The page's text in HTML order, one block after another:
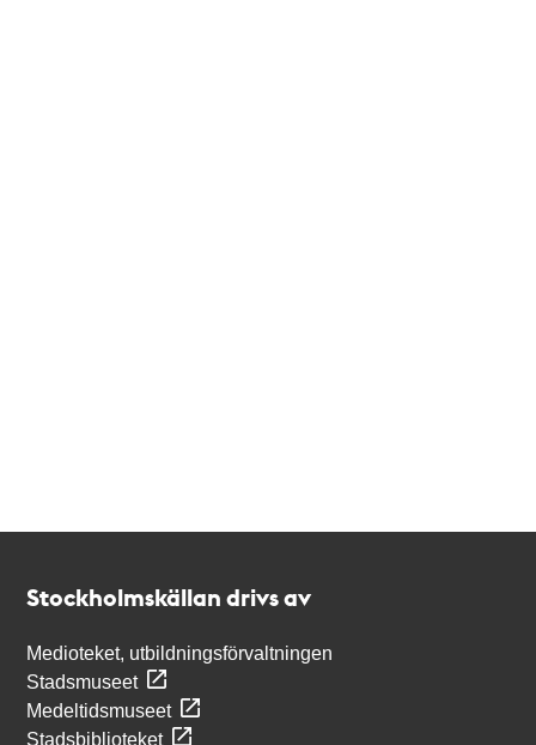
Stockholmskällan drivs av
Medioteket, utbildningsförvaltningen
Stadsmuseet
Medeltidsmuseet
Stadsbiblioteket